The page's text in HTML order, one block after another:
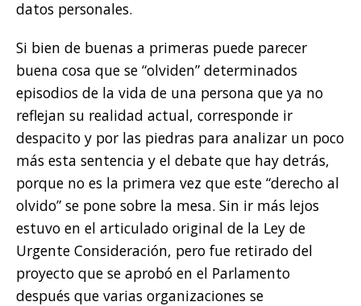
datos personales.
Si bien de buenas a primeras puede parecer
buena cosa que se “olviden” determinados
episodios de la vida de una persona que ya no
reflejan su realidad actual, corresponde ir
despacito y por las piedras para analizar un poco
más esta sentencia y el debate que hay detrás,
porque no es la primera vez que este “derecho al
olvido” se pone sobre la mesa. Sin ir más lejos
estuvo en el articulado original de la Ley de
Urgente Consideración, pero fue retirado del
proyecto que se aprobó en el Parlamento
después que varias organizaciones se